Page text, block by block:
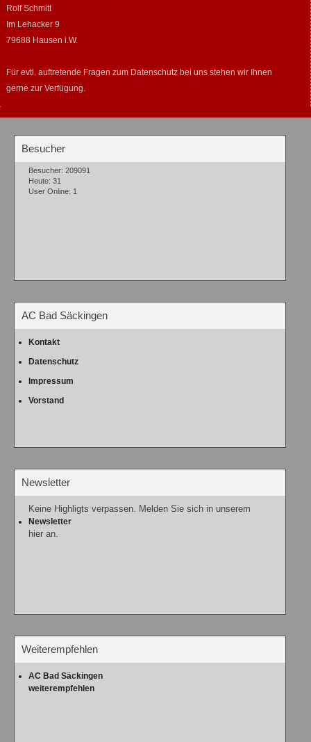
Rolf Schmitt
Im Lehacker 9
79688 Hausen i.W.
Für evtl. auftretende Fragen zum Datenschutz bei uns stehen wir Ihnen
gerne zur Verfügung.
Besucher
Besucher: 209091
Heute: 31
User Online: 1
AC Bad Säckingen
Kontakt
Datenschutz
Impressum
Vorstand
Newsletter
Keine Highligts verpassen. Melden Sie sich in unserem
Newsletter
hier an.
Weiterempfehlen
AC Bad Säckingen
weiterempfehlen